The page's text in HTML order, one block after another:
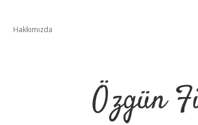
Hakkımızda
Özgün